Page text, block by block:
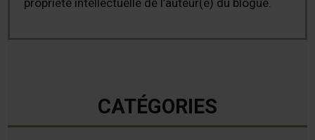
CATÉGORIES